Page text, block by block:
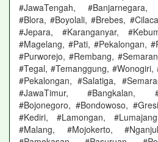
#JawaTengah,
#Blora, #Boyolali, #Brebes,
#Jepara, #Karanganyar,
#Magelang, #Pati, #Pekalongan,
#Purworejo, #Rembang,
#Tegal, #Temanggung,
#Pekalongan, #Salatiga,
#JawaTimur, #Bangkalan,
#Bojonegoro, #Bondowoso,
#Kediri, #Lamongan,
#Malang, #Mojokerto,